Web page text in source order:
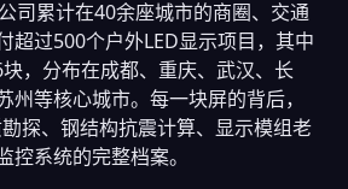
司累计在40余座城市的商圈、交通
超过500个户外LED显示项目，其中
，分布在成都、重庆、武汉、长
州等核心城市。每一块屏的背后，
探、钢结构抗震计算、显示模组老
控系统的完整档案。